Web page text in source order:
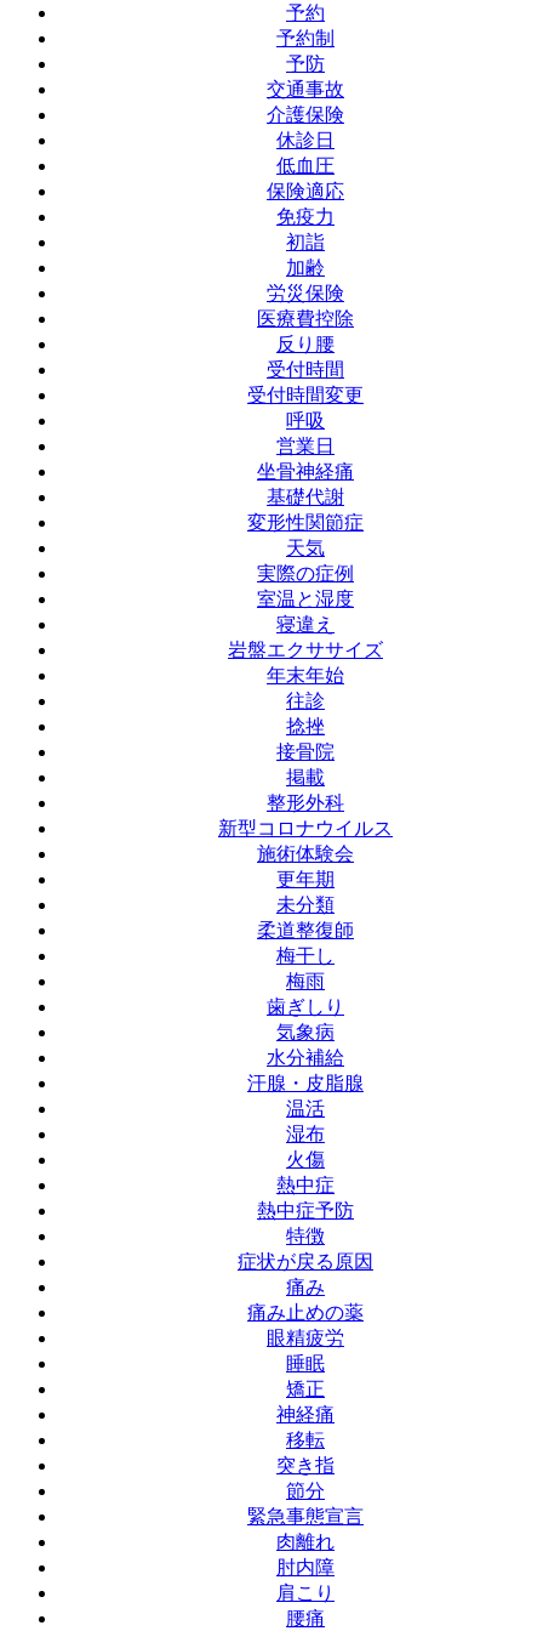
予約
予約制
予防
交通事故
介護保険
休診日
低血圧
保険適応
免疫力
初詣
加齢
労災保険
医療費控除
反り腰
受付時間
受付時間変更
呼吸
営業日
坐骨神経痛
基礎代謝
変形性関節症
天気
実際の症例
室温と湿度
寝違え
岩盤エクササイズ
年末年始
往診
捻挫
接骨院
掲載
整形外科
新型コロナウイルス
施術体験会
更年期
未分類
柔道整復師
梅干し
梅雨
歯ぎしり
気象病
水分補給
汗腺・皮脂腺
温活
湿布
火傷
熱中症
熱中症予防
特徴
症状が戻る原因
痛み
痛み止めの薬
眼精疲労
睡眠
矯正
神経痛
移転
突き指
節分
緊急事態宣言
肉離れ
肘内障
肩こり
腰痛